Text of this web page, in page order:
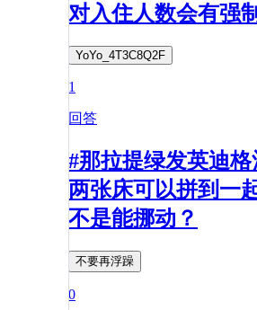
对入住人数会有强
YoYo_4T3C8Q2F
1
回答
#那拉提绿发英迪
两张床可以拼到一
不是能挪动？
不要再浮躁
0